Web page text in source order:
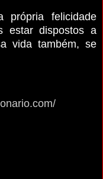
própria felicidade
estar dispostos a
vida também, se